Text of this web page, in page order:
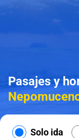
Pasajes y
Solo ida